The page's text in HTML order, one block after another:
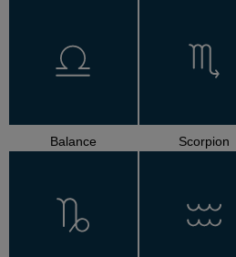
Balance Scorpion